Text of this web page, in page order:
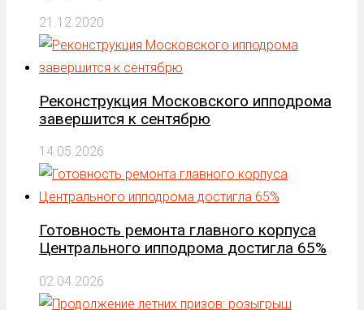
21.12.2020
Реконструкция Московского ипподрома
завершится к сентябрю
14.05.2026
Готовность ремонта главного корпуса
Центрального ипподрома достигла 65%
02.04.2026